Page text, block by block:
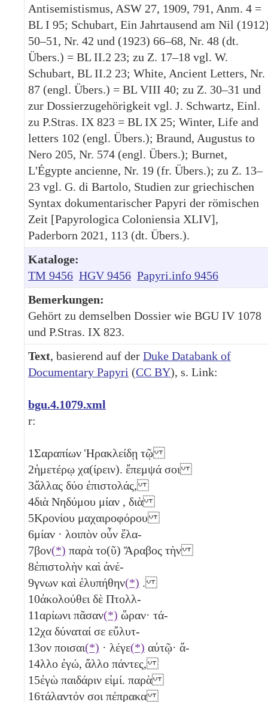
Antisemistismus, ASW 27, 1909, 791, Anm. 4 =
BL I 95; Schubart, Ein Jahrtausend am Nil
50–51, Nr. 42 und (1923) 66–68, Nr. 48 (dt.
Übers.) = BL II.2 23; zu Z. 17–18 vgl. W.
Schubart, BL II.2 23; White, Ancient Letters, Nr.
87 (engl. Übers.) = BL VIII 40; zu Z. 30–31 und
zur Dossierzugehörigkeit vgl. J. Schwartz, Einl.
zu P.Stras. IX 823 = BL IX 25; Winter, Life and
letters 102 (engl. Übers.); Braund, Augustus to
Nero 205, Nr. 574 (engl. Übers.); Burnet,
L'Égypte ancienne, Nr. 19 (fr. Übers.); zu Z. 13–
23 vgl. G. di Bartolo, Studien zur griechischen
Syntax dokumentarischer Papyri der römischen
Zeit [Papyrologica Coloniensia XLIV],
Paderborn 2021, 113 (dt. Übers.).
Kataloge:
TM 9456 HGV 9456 Papyri.info 9456
Bemerkungen:
Gehört zu demselben Dossier wie BGU IV 1078
und P.Stras. IX 823.
Text, basierend auf der Duke Databank of
Documentary Papyri (CC BY), s. Link:
bgu.4.1079.xml
r:
1Σαραπίων Ἡρακλείδῃ τῷ
2ἡμετέρῳ χα(ίρειν). ἔπεμψά σοι
3ἄλλας δύο ἐπιστολάς,
4διὰ Νηδύμου μίαν , διὰ
5Κρονίου μαχαιροφόρου
6μίαν · λοιπὸν οὖν ἔλα-
7βον(*) παρὰ το(ῦ) Ἄραβος τὴν
8ἐπιστολὴν καὶ ἀνέ-
9γνων καὶ ἐλυπήθην(*) .
10ἀκολούθει δὲ Πτολλ-
11αρίωνι πᾶσαν(*) ὥραν· τά-
12χα δύναταί σε εὔλυτ-
13ον ποισαι(*) · λέγε(*) αὐτῷ· ἄ-
14λλο ἐγώ, ἄλλο πάντες,
15ἐγὼ παιδάριν εἰμί. παρὰ
16τάλαντόν σοι πέπρακα